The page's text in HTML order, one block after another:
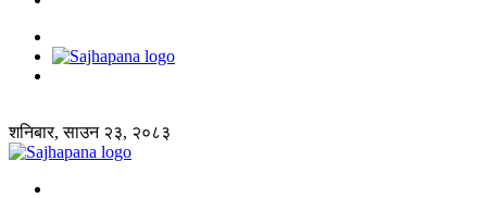
शनिबार, साउन २३, २०८३